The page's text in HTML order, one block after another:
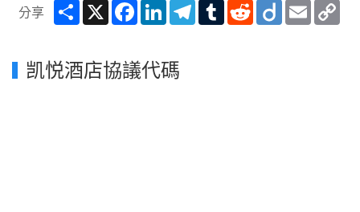
分享 ShareX Facebook
LinkedInTelegram
TumblrRedditDiigo Email
凯悦酒店協議代碼